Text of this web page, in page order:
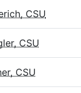
CSU
CSU
CSU